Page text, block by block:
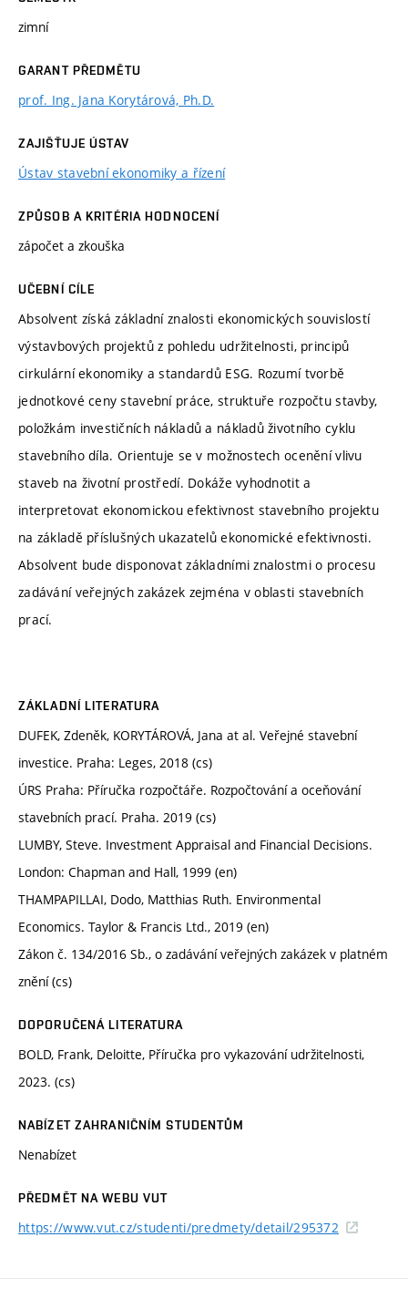
zimní
GARANT PŘEDMĚTU
prof. Ing. Jana Korytárová, Ph.D.
ZAJIŠŤUJE ÚSTAV
Ústav stavební ekonomiky a řízení
ZPŮSOB A KRITÉRIA HODNOCENÍ
zápočet a zkouška
UČEBNÍ CÍLE
Absolvent získá základní znalosti ekonomických souvislostí
výstavbových projektů z pohledu udržitelnosti, principů
cirkulární ekonomiky a standardů ESG. Rozumí tvorbě
jednotkové ceny stavební práce, struktuře rozpočtu stavby,
položkám investičních nákladů a nákladů životního cyklu
stavebního díla. Orientuje se v možnostech ocenění vlivu
staveb na životní prostředí. Dokáže vyhodnotit a
interpretovat ekonomickou efektivnost stavebního projektu
na základě příslušných ukazatelů ekonomické efektivnosti.
Absolvent bude disponovat základními znalostmi o procesu
zadávání veřejných zakázek zejména v oblasti stavebních
prací.
ZÁKLADNÍ LITERATURA
DUFEK, Zdeněk, KORYTÁROVÁ, Jana at al. Veřejné stavební
investice. Praha: Leges, 2018 (cs)
ÚRS Praha: Příručka rozpočtáře. Rozpočtování a oceňování
stavebních prací. Praha. 2019 (cs)
LUMBY, Steve. Investment Appraisal and Financial Decisions.
London: Chapman and Hall, 1999 (en)
THAMPAPILLAI, Dodo, Matthias Ruth. Environmental
Economics. Taylor & Francis Ltd., 2019 (en)
Zákon č. 134/2016 Sb., o zadávání veřejných zakázek v platném
znění (cs)
DOPORUČENÁ LITERATURA
BOLD, Frank, Deloitte, Příručka pro vykazování udržitelnosti,
2023. (cs)
NABÍZET ZAHRANIČNÍM STUDENTŮM
Nenabízet
PŘEDMĚT NA WEBU VUT
https://www.vut.cz/studenti/predmety/detail/295372